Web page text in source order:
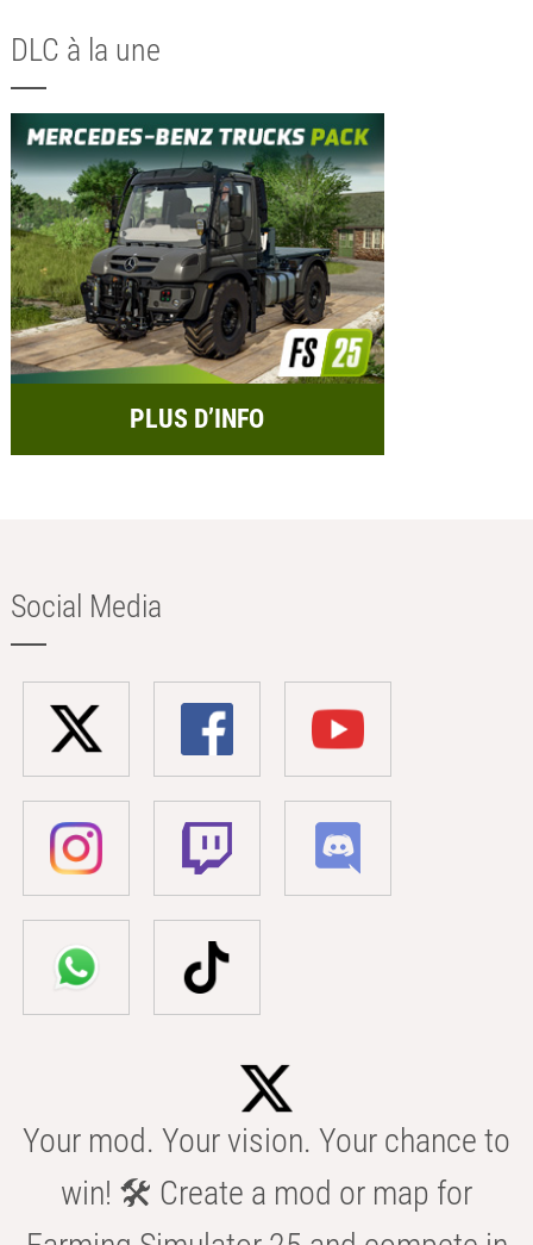
DLC à la une
PLUS D’INFO
Social Media
Your mod. Your vision. Your chance to
win! 🛠️ Create a mod or map for